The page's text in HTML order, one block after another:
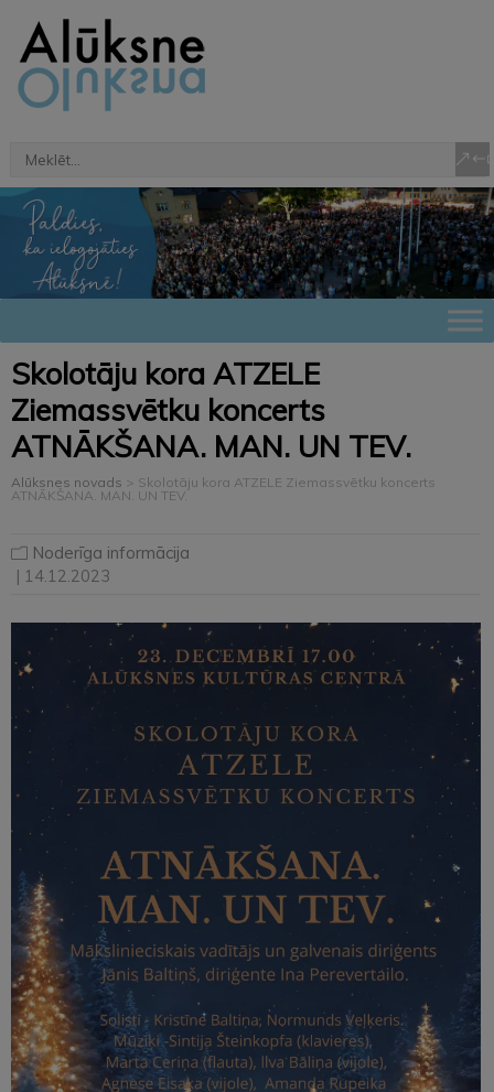
Skolotāju kora ATZELE
Ziemassvētku koncerts
ATNĀKŠANA. MAN. UN TEV.
Alūksnes novads > Skolotāju kora ATZELE Ziemassvētku koncerts
ATNĀKŠANA. MAN. UN TEV.
Noderīga informācija
| 14.12.2023